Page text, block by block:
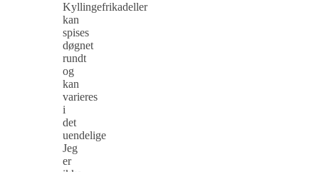
Kyllingefrikadeller
kan
spises
døgnet
rundt
og
kan
varieres
i
det
uendelige
Jeg
er